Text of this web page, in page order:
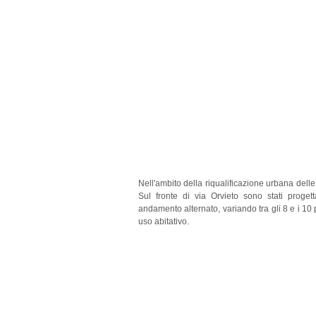
Nell'ambito della riqualificazione urbana
Sul fronte di via Orvieto sono stati
andamento alternato, variando tra gli 8 e i
uso abitativo.